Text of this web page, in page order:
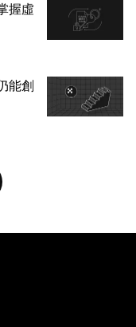
握虛
能創